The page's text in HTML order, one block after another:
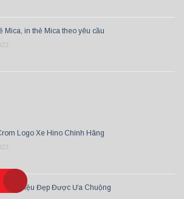
Mica, in thẻ Mica theo yêu cầu
Logo Xe Hino Chính Hãng
Hiệu Đẹp Được Ưa Chuộng